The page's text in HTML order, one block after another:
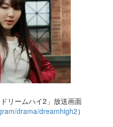
リームハイ2」放送画面
drama/dreamhigh2）